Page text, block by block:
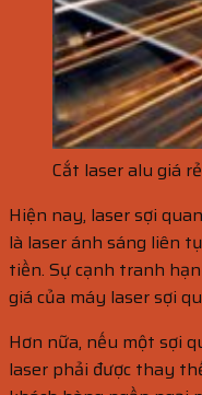
Cắt laser alu giá
Hiện nay, laser sợi
là laser ánh sáng liên
tiền. Sự cạnh tranh
giá của máy laser sợi
Hơn nữa, nếu một sợi
laser phải được thay